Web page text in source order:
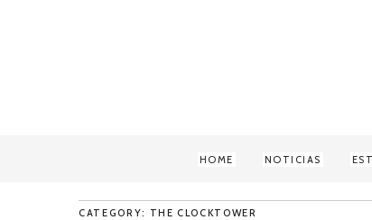
HOME NOTICIAS
CATEGORY: THE CLOCKTOWER